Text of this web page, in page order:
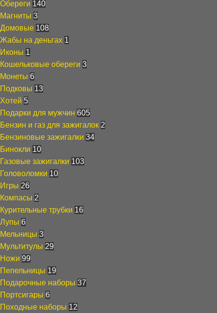
Обереги 140
Магниты 3
Домовые 108
Жабы на деньгах 1
Иконы 1
Кошельковые обереги 3
Монеты 6
Подковы 13
Хотей 5
Подарки для мужчин 605
Бензин и газ для зажигалок 2
Бензиновые зажигалки 34
Бинокли 10
Газовые зажигалки 103
Головоломки 10
Игры 26
Компасы 2
Курительные трубки 16
Лупы 6
Мельницы 3
Мультитулы 29
Ножи 99
Пепельницы 19
Подарочные наборы 37
Портсигары 6
Походные наборы 12